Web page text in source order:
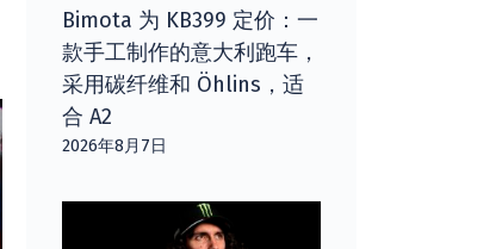
Bimota 为 KB399 定价：一
款手工制作的意大利跑车，
采用碳纤维和 Öhlins，适
合 A2
2026年8月7日